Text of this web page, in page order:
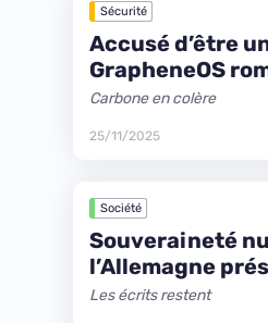
Sécurité
Accusé d’être
GrapheneOS
Carbone en colère
25/11/2025
Société
Souveraineté
l’Allemagne
Les écrits restent